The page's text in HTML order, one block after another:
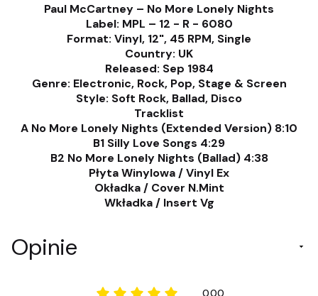
Paul McCartney – No More Lonely Nights
Label: MPL – 12 - R - 6080
Format: Vinyl, 12", 45 RPM, Single
Country: UK
Released: Sep 1984
Genre: Electronic, Rock, Pop, Stage & Screen
Style: Soft Rock, Ballad, Disco
Tracklist
A No More Lonely Nights (Extended Version) 8:10
B1 Silly Love Songs 4:29
B2 No More Lonely Nights (Ballad) 4:38
Płyta Winylowa / Vinyl Ex
Okładka / Cover N.Mint
Wkładka / Insert Vg
Opinie
0.00